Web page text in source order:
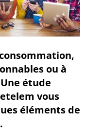
ou à
étude
vous
éléments de